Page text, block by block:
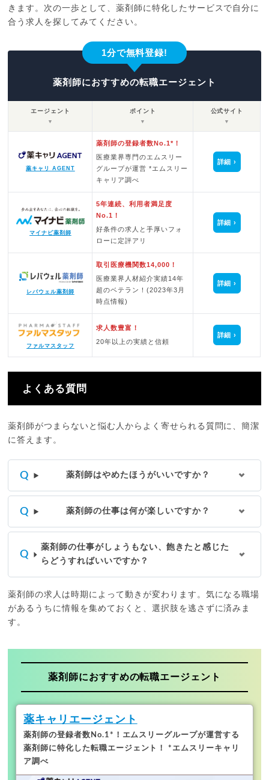
きます。次の一歩として、薬剤師に特化したサービスで自分に
合う求人を探してみてください。
1分で無料登録!
薬剤師におすすめの転職エージェント
エージェント
▼
ポイント
▼
公式サイト
▼
薬キャリ AGENT
薬剤師の登録者数No.1*！
医療業界専門のエムスリー
グループが運営 *エムスリー
キャリア調べ
詳細
マイナビ薬剤師
5年連続、利用者満足度
No.1！
好条件の求人と手厚いフォ
ローに定評アリ
詳細
レバウェル薬剤師
取引医療機関数14,000！
医療業界人材紹介実績14年
超のベテラン！(2023年3月
時点情報)
詳細
ファルマスタッフ
求人数豊富！
20年以上の実績と信頼
詳細
よくある質問
薬剤師がつまらないと悩む人からよく寄せられる質問に、簡潔
に答えます。
薬剤師はやめたほうがいいですか？
薬剤師の仕事は何が楽しいですか？
薬剤師の仕事がしょうもない、飽きたと感じた
らどうすればいいですか？
薬剤師の求人は時期によって動きが変わります。気になる職場
があるうちに情報を集めておくと、選択肢を逃さずに済みま
す。
薬剤師におすすめの転職エージェント
薬キャリエージェント
薬剤師の登録者数No.1*！ エムスリーグループが運営する
薬剤師に特化した転職エージェント！ *エムスリーキャリ
ア調べ